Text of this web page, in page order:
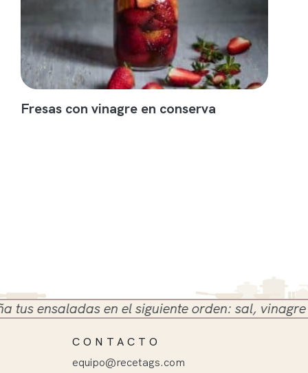
Fresas con vinagre en conserva
en el siguiente orden: sal, vinagre y
CONTACTO
equipo@recetags.com